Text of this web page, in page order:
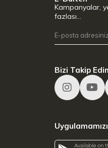
Kampanyalar,
fazlası…
Bizi Takip Edin